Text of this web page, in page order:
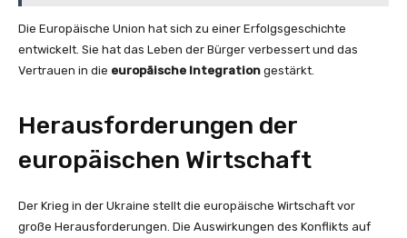
Die Europäische Union hat sich zu einer Erfolgsgeschichte
entwickelt. Sie hat das Leben der Bürger verbessert und das
Vertrauen in die europäische Integration gestärkt.
Herausforderungen der
europäischen Wirtschaft
Der Krieg in der Ukraine stellt die europäische Wirtschaft vor
große Herausforderungen. Die Auswirkungen des Konflikts auf